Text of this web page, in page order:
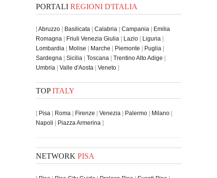
PORTALI REGIONI D'ITALIA
[Abruzzo | Basilicata | Calabria | Campania | Emilia
Romagna | Friuli Venezia Giulia | Lazio | Liguria |
Lombardia | Molise | Marche | Piemonte | Puglia |
Sardegna | Sicilia | Toscana | Trentino Alto Adige |
Umbria | Valle d'Aosta | Veneto ]
TOPITALY
[ Pisa | Roma | Firenze | Venezia | Palermo | Milano |
Napoli | Piazza Armerina ]
NETWORK PISA